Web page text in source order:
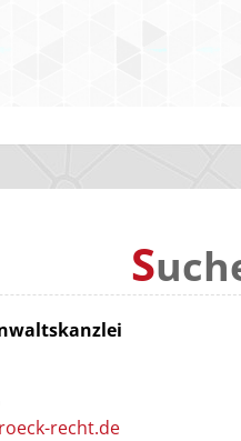
S
recht.de